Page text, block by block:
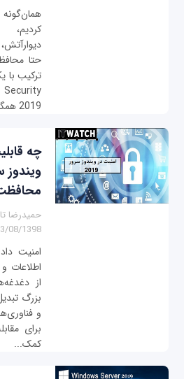
حتا
ترکیب با
2019 همگی تحت...
چه
حمیدرضا
08/1398 - 11:40
امنیت
اطلاعات
از
بزرگ
و
برای
کمک...